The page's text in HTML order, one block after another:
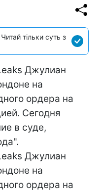
тільки суть з
Джулиан
на
ордера на
Сегодня
в суде,
Джулиан
на
ордера на